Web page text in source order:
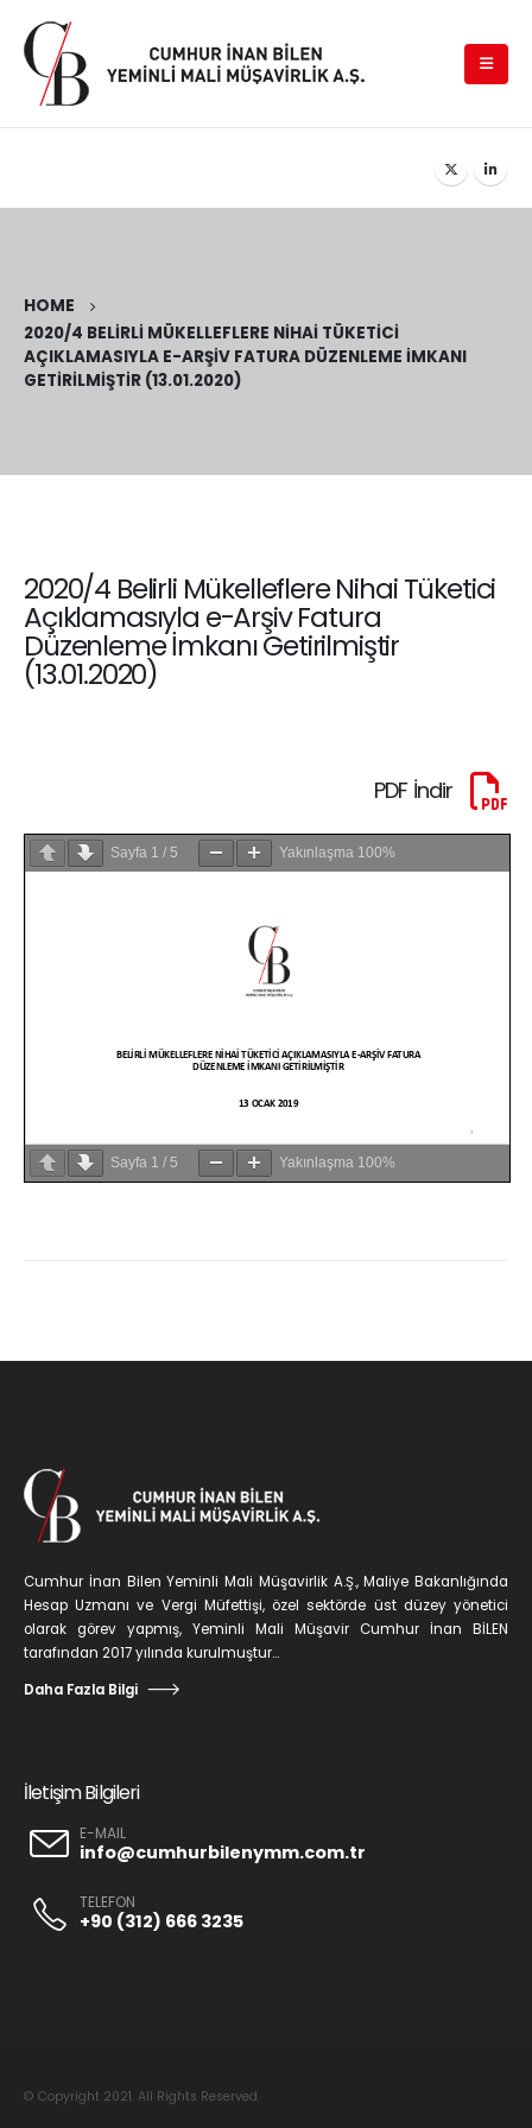
HOME
2020/4 BELIRLI MÜKELLEFLERE NIHAI TÜKETICI
AÇIKLAMASIYLA E-ARŞIV FATURA DÜZENLEME İMKANI
GETIRILMIŞTIR (13.01.2020)
2020/4 Belirli Mükelleflere Nihai Tüketici
Açıklamasıyla e-Arşiv Fatura
Düzenleme İmkanı Getirilmiştir
(13.01.2020)
PDF İndir
Sayfa 1 / 5 Yakınlaşma 100%
Sayfa 1 / 5 Yakınlaşma 100%
Cumhur İnan Bilen Yeminli Mali Müşavirlik A.Ş., Maliye Bakanlığında
Hesap Uzmanı ve Vergi Müfettişi, özel sektörde üst düzey yönetici
olarak görev yapmış, Yeminli Mali Müşavir Cumhur İnan BİLEN
tarafından 2017 yılında kurulmuştur...
Daha Fazla Bilgi
İletişim Bilgileri
E-MAIL
info@cumhurbilenymm.com.tr
TELEFON
+90 (312) 666 3235
© Copyright 2021. All Rights Reserved.